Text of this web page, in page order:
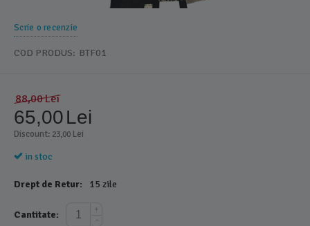
Scrie o recenzie
COD PRODUS: BTF01
88,00Lei
65,00Lei
Discount: 23,00 Lei
in stoc
Drept de Retur: 15 zile
Cantitate:
+
−